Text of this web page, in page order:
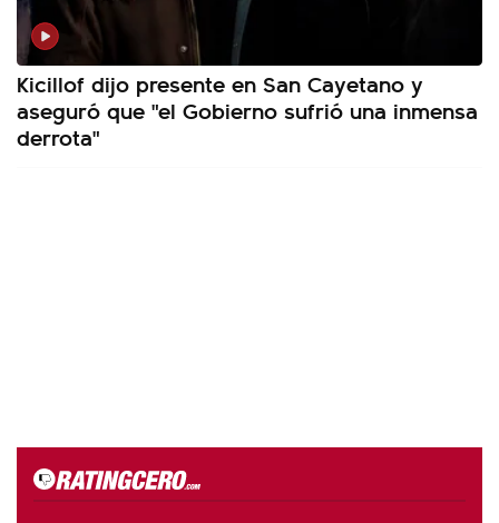
Kicillof dijo presente en San Cayetano y
aseguró que "el Gobierno sufrió una inmensa
derrota"